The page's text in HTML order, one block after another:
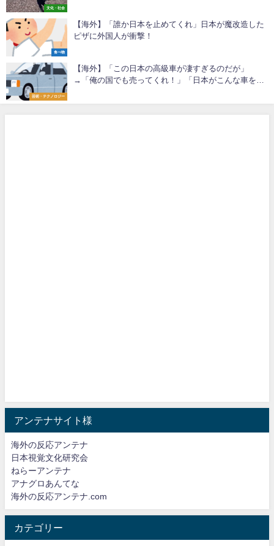
文化・社会
食べ物
【海外】「誰か日本を止めてくれ」日本が魔改造した
ピザに外国人が衝撃！
芸術・テクノロジー
【海外】「この日本の高級車が凄すぎるのだが」
→「俺の国でも売ってくれ！」「日本がこんな車を作
アンテナサイト様
海外の反応アンテナ
日本視覚文化研究会
ねらーアンテナ
アナグロあんてな
海外の反応アンテナ.com
カテゴリー